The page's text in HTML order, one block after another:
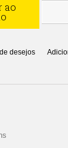
ao
desejos